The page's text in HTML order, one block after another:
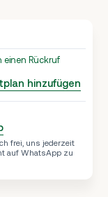
einen Rückruf
hinzufügen
frei, uns jederzeit
auf WhatsApp zu